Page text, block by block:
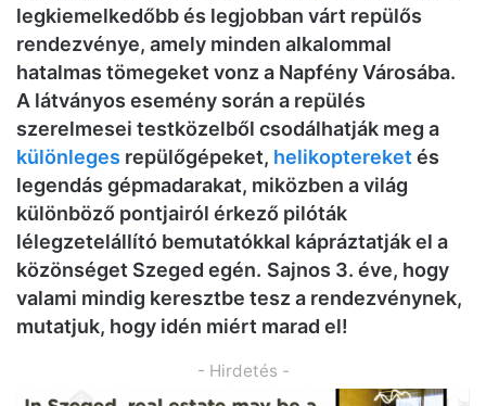
legkiemelkedőbb és legjobban várt repülős
rendezvénye, amely minden alkalommal
hatalmas tömegeket vonz a Napfény Városába.
A látványos esemény során a repülés
szerelmesei testközelből csodálhatják meg a
különleges repülőgépeket, helikoptereket és
legendás gépmadarakat, miközben a világ
különböző pontjairól érkező pilóták
lélegzetelállító bemutatókkal kápráztatják el a
közönséget Szeged egén. Sajnos 3. éve, hogy
valami mindig keresztbe tesz a rendezvénynek,
mutatjuk, hogy idén miért marad el!
- Hirdetés -